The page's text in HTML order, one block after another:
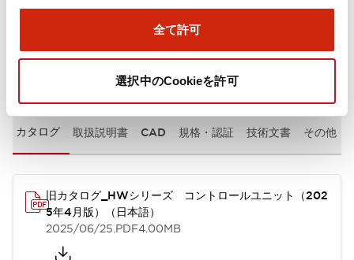
全て許可
選択中のCookieを許可
ドキュメントとファイル
カタログ 取扱説明書 CAD 規格・認証 技術文書 その他
旧カタログ_HWシリーズ コントロールユニット（202
5年4月版）（日本語）
2025/06/25.PDF4.00MB